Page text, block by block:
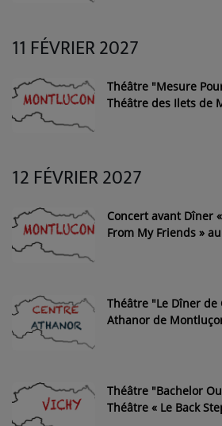
11 FÉVRIER 2027
Théâtre "Mesure
Théâtre des Ilets de
12 FÉVRIER 2027
Concert avant Dîner
From My Friends »
Théâtre "Le Dîner de
Athanor de
Théâtre "Bachelor
Théâtre « Le Back